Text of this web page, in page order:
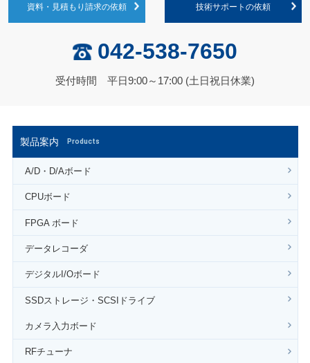
製品案内 Products
A/D・D/Aボード
CPUボード
FPGA ボード
データレコーダ
デジタルI/Oボード
SSDストレージ・SCSIドライブ
カメラ入力ボード
RFチューナ
資料・見積もり請求の依頼 技術サポートの依頼
042-538-7650
受付時間 平日9:00～17:00 (土日祝日休業)